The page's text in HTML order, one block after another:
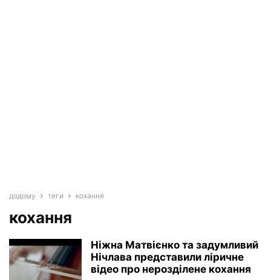
додому теги кохання
кохання
Ніжна Матвієнко та задумливий
Нічлава представили ліричне
відео про нерозділене кохання